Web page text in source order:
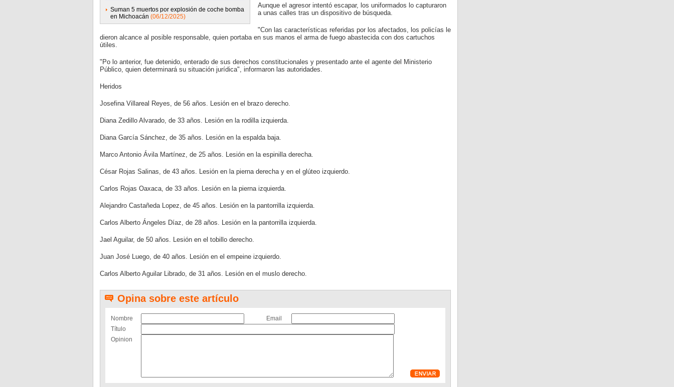
Suman 5 muertos por explosión de coche bomba
en Michoacán (06/12/2025)
Aunque el agresor intentó escapar, los uniformados lo capturaron
a unas calles tras un dispositivo de búsqueda.
"Con las características referidas por los afectados, los policías le
dieron alcance al posible responsable, quien portaba en sus manos el arma de fuego abastecida con dos cartuchos
útiles.
"Po lo anterior, fue detenido, enterado de sus derechos constitucionales y presentado ante el agente del Ministerio
Público, quien determinará su situación jurídica", informaron las autoridades.
Heridos
Josefina Villareal Reyes, de 56 años. Lesión en el brazo derecho.
Diana Zedillo Alvarado, de 33 años. Lesión en la rodilla izquierda.
Diana García Sánchez, de 35 años. Lesión en la espalda baja.
Marco Antonio Ávila Martínez, de 25 años. Lesión en la espinilla derecha.
César Rojas Salinas, de 43 años. Lesión en la pierna derecha y en el glúteo izquierdo.
Carlos Rojas Oaxaca, de 33 años. Lesión en la pierna izquierda.
Alejandro Castañeda Lopez, de 45 años. Lesión en la pantorrilla izquierda.
Carlos Alberto Ángeles Díaz, de 28 años. Lesión en la pantorrilla izquierda.
Jael Aguilar, de 50 años. Lesión en el tobillo derecho.
Juan José Luego, de 40 años. Lesión en el empeine izquierdo.
Carlos Alberto Aguilar Librado, de 31 años. Lesión en el muslo derecho.
Opina sobre este artículo
Nombre
Email
Título
Opinion